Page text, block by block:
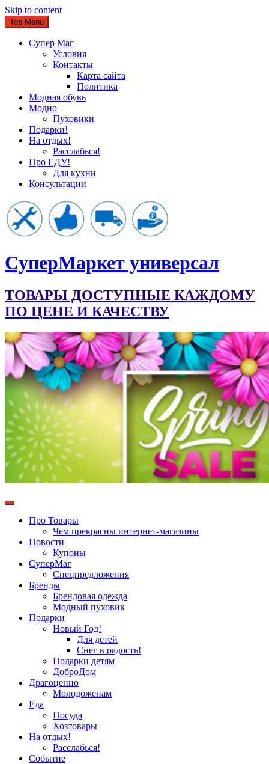
Skip to content
Top Menu
Супер Маг
Условия
Контакты
Карта сайта
Политика
Модная обувь
Модно
Пуховики
Подарки!
На отдых!
Расслабься!
Про ЕДУ!
Для кухни
Консультации
CуперМаркет универсал
ТОВАРЫ ДОСТУПНЫЕ КАЖДОМУ
ПО ЦЕНЕ И КАЧЕСТВУ
Про Товары
Чем прекрасны интернет-магазины
Новости
Купоны
СуперМаг
Спецпредложения
Бренды
Брендовая одежда
Модный пуховик
Подарки
Новый Год!
Для детей
Снег в радость!
Подарки детям
ДоброДом
Драгоценно
Молодоженам
Еда
Посуда
Хозтовары
На отдых!
Расслабься!
Событие